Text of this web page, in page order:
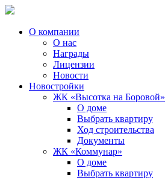
О компании
О нас
Награды
Лицензии
Новости
Новостройки
ЖК «Высотка на Боровой»
О доме
Выбрать квартиру
Ход строительства
Документы
ЖК «Коммунар»
О доме
Выбрать квартиру